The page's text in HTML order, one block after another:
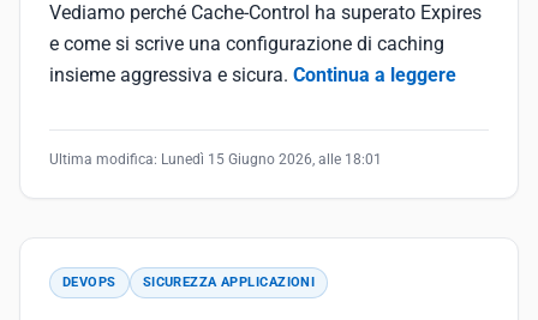
Vediamo perché Cache-Control ha superato Expires
e come si scrive una configurazione di caching
insieme aggressiva e sicura. Continua a leggere
Ultima modifica: Lunedì 15 Giugno 2026, alle 18:01
DEVOPS SICUREZZA APPLICAZIONI